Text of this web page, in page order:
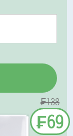
₣138
₣69